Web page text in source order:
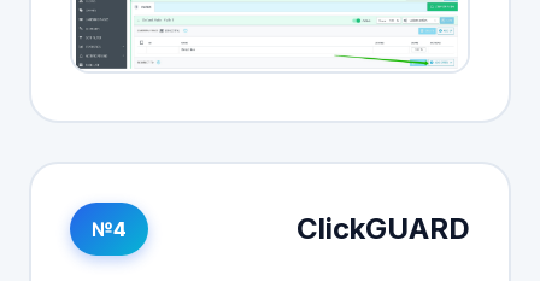
№4 ClickGUARD